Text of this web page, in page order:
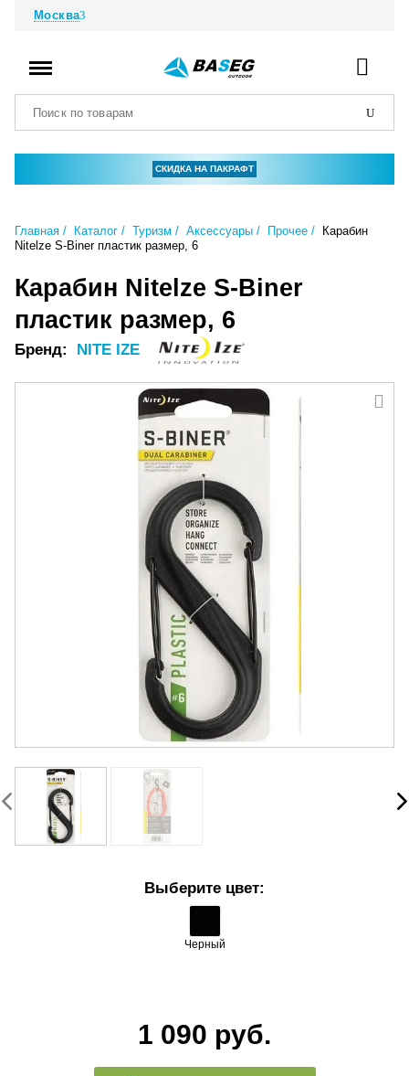
Москва
СКИДКА НА ПАКРАФТ
Главная Каталог Туризм Аксессуары Прочее
Карабин
Nitelze S-Biner пластик размер, 6
Карабин Nitelze S-Biner
пластик размер, 6
Бренд: NITE IZE
Выберите цвет:
Черный
1 090 руб.